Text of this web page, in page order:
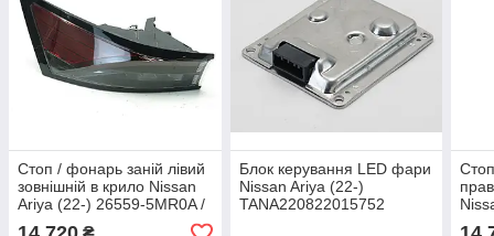
Стоп / фонарь заній лівий
зовнішній в крило Nissan
Ariya (22-) 26559-5MR0A /
26555-5MR0A
Блок керування LED фари
Nissan Ariya (22-)
TANA220822015752